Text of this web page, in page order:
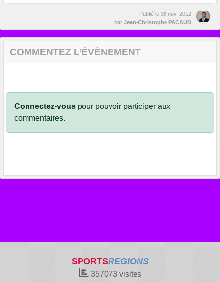
Publié le 30 nov. 2012
par Jean-Christophe PACAUD
COMMENTEZ L’ÉVÈNEMENT
Connectez-vous pour pouvoir participer aux
commentaires.
SPORTSREGIONS
357073 visites